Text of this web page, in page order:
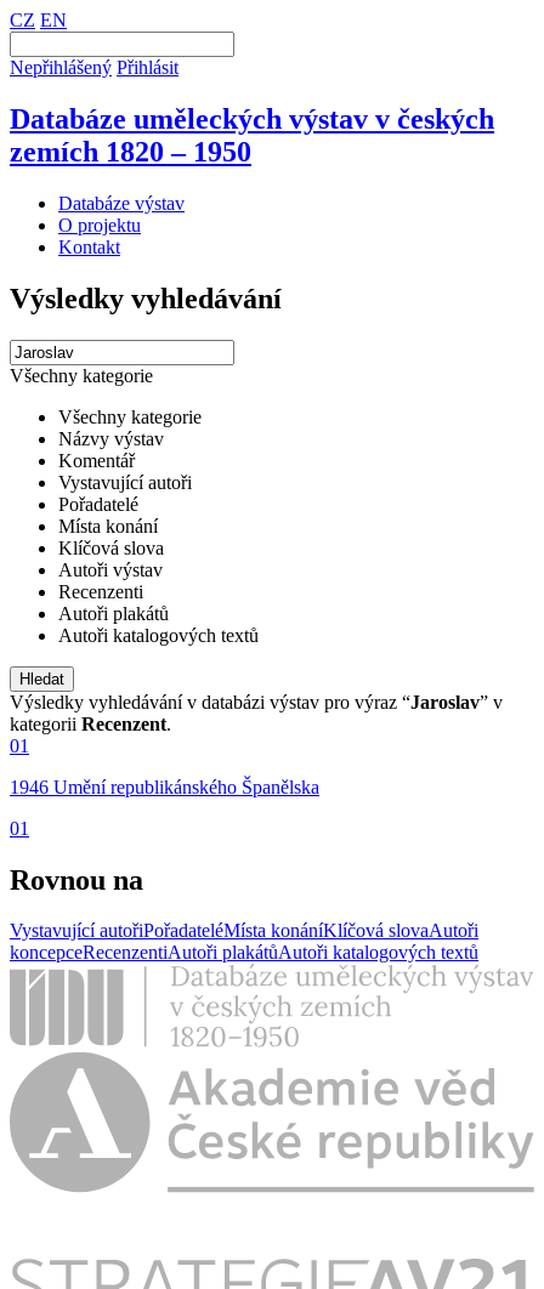
CZ EN
Nepřihlášený Přihlásit
Databáze uměleckých výstav v českých
zemích 1820 – 1950
Databáze výstav
O projektu
Kontakt
Výsledky vyhledávání
Všechny kategorie
Všechny kategorie
Názvy výstav
Komentář
Vystavující autoři
Pořadatelé
Místa konání
Klíčová slova
Autoři výstav
Recenzenti
Autoři plakátů
Autoři katalogových textů
Výsledky vyhledávání v databázi výstav pro výraz “Jaroslav” v
kategorii Recenzent.
01
1946 Umění republikánského Španělska
01
Rovnou na
Vystavující autořiPořadateléMísta konáníKlíčová slovaAutoři
koncepceRecenzentiAutoři plakátůAutoři katalogových textů